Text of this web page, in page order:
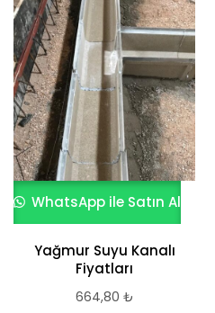
WhatsApp ile Satın Al
Yağmur Suyu Kanalı
Fiyatları
664,80 ₺